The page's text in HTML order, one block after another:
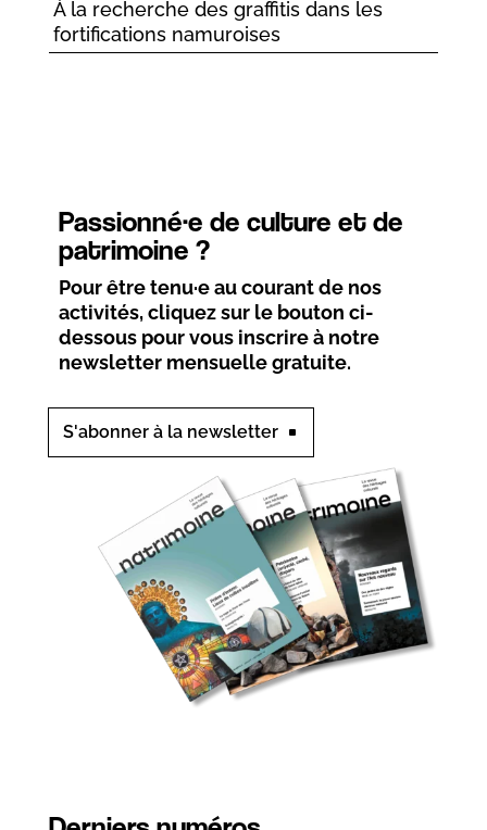
À la recherche des graffitis dans les
fortifications namuroises
Passionné·e de culture et de
patrimoine ?
Pour être tenu·e au courant de nos
activités, cliquez sur le bouton ci-
dessous pour vous inscrire à notre
newsletter mensuelle gratuite.
S'abonner à la newsletter